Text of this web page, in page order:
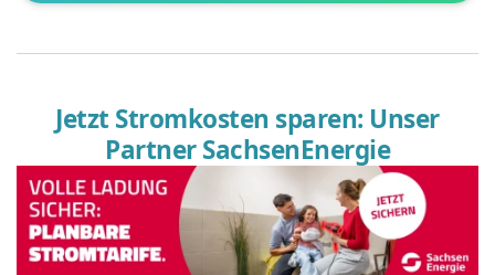
Jetzt Stromkosten sparen: Unser
Partner SachsenEnergie